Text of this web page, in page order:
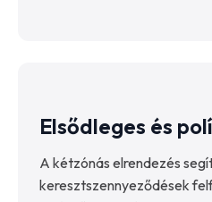
Elsődleges és
A kétzónás elrendezés
keresztszennyeződések